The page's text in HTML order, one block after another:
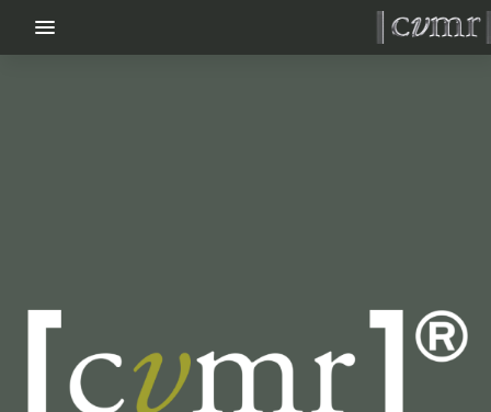
menu_vert